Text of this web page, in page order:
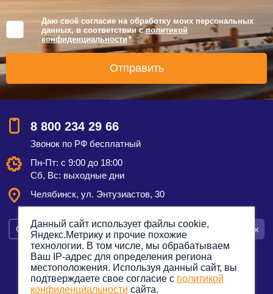
Даю своё согласие на обработку моих персональных
данных, в соответствии сполитикой
конфиденциальности *
8 800 234 29 66
Звонок по РФ бесплатный
Пн-Пт: с 9:00 до 18:00
Сб, Вс: выходные дни
Челябинск, ул. Энтузиастов, 30
Смотреть на карте Оставить заявку Заказать звонок
Политика конфиденциальности
Данный сайт использует файлы cookie,
Яндекс.Метрику и прочие похожие
технологии. В том числе, мы обрабатываем
Ваш IP-адрес для определения региона
местоположения. Используя данный сайт, вы
подтверждаете свое согласие с политикой
конфиденциальности сайта.